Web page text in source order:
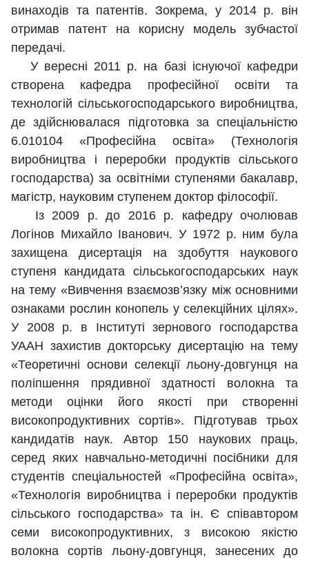
винаходів та патентів. Зокрема, у 2014 р. він
отримав патент на корисну модель зубчастої
передачі.
У вересні 2011 р. на базі існуючої кафедри
створена кафедра професійної освіти та
технологій сільськогосподарського виробництва,
де здійснювалася підготовка за спеціальністю
6.010104 «Професійна освіта» (Технологія
виробництва і переробки продуктів сільського
господарства) за освітніми ступенями бакалавр,
магістр, науковим ступенем доктор філософії.
Із 2009 р. до 2016 р. кафедру очолював
Логінов Михайло Іванович. У 1972 р. ним була
захищена дисертація на здобуття наукового
ступеня кандидата сільськогосподарських наук
на тему «Вивчення взаємозв’язку між основними
ознаками рослин конопель у селекційних цілях».
У 2008 р. в Інституті зернового господарства
УААН захистив докторську дисертацію на тему
«Теоретичні основи селекції льону-довгунця на
поліпшення прядивної здатності волокна та
методи оцінки його якості при створенні
високопродуктивних сортів». Підготував трьох
кандидатів наук. Автор 150 наукових праць,
серед яких навчально-методичні посібники для
студентів спеціальностей «Професійна освіта»,
«Технологія виробництва і переробки продуктів
сільського господарства» та ін. Є співавтором
семи високопродуктивних, з високою якістю
волокна сортів льону-довгунця, занесених до